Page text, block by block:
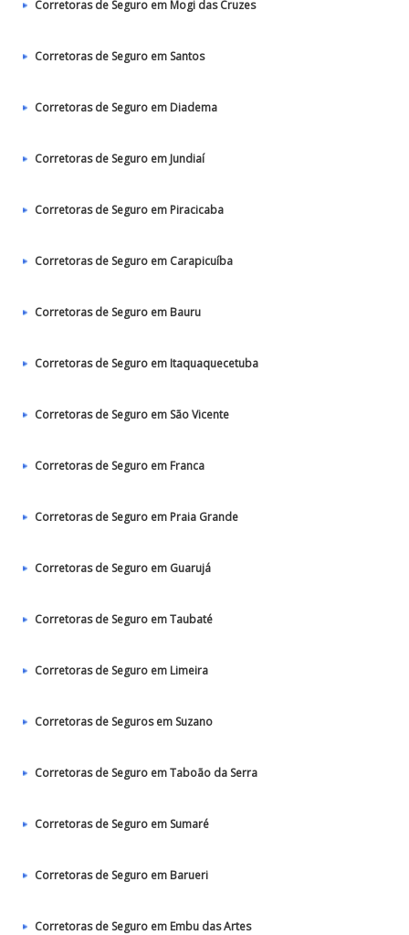
Corretoras de Seguro em Mogi das Cruzes
Corretoras de Seguro em Santos
Corretoras de Seguro em Diadema
Corretoras de Seguro em Jundiaí
Corretoras de Seguro em Piracicaba
Corretoras de Seguro em Carapicuíba
Corretoras de Seguro em Bauru
Corretoras de Seguro em Itaquaquecetuba
Corretoras de Seguro em São Vicente
Corretoras de Seguro em Franca
Corretoras de Seguro em Praia Grande
Corretoras de Seguro em Guarujá
Corretoras de Seguro em Taubaté‎
Corretoras de Seguro em Limeira
Corretoras de Seguros em Suzano
Corretoras de Seguro em Taboão da Serra
Corretoras de Seguro em Sumaré
Corretoras de Seguro em Barueri
Corretoras de Seguro em Embu das Artes